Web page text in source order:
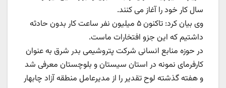
سال کار خود را آغاز می کنند.
وی بیان کرد: تاکنون ۵ میلیون نفر ساعت کار بدون حادثه
داشتیم که این جزو افتخارات ماست.
در حوزه منابع انسانی شرکت پتروشیمی بدر شرق به عنوان
کارفرمای نمونه در استان سیستان و بلوچستان معرفی شد
و هفته گذشته لوح تقدیر را از مدیرعامل منطقه آزاد چابهار